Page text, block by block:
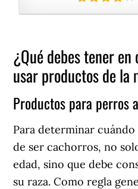
¿Qué debes tener
usar productos de la
Productos para perros
Para determinar
de ser cachorros, no
edad, sino que debe
su raza. Como regla